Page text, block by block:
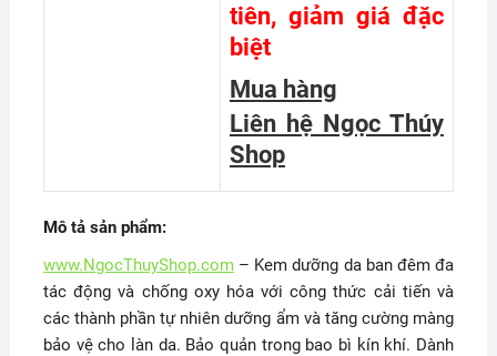
tiên, giảm giá đặc
biệt
Mua hàng
Liên hệ Ngọc Thúy
Shop
Mô tả sản phẩm:
www.NgocThuyShop.com– Kem dưỡng da ban đêm đa
tác động và chống oxy hóa với công thức cải tiến và
các thành phần tự nhiên dưỡng ẩm và tăng cường màng
bảo vệ cho làn da. Bảo quản trong bao bì kín khí. Dành